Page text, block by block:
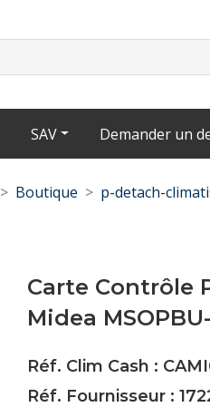
SAV Demander un
Boutique p-detach-
Carte Contrôle
Midea
Réf. Clim Cash :
Réf. Fournisseur :